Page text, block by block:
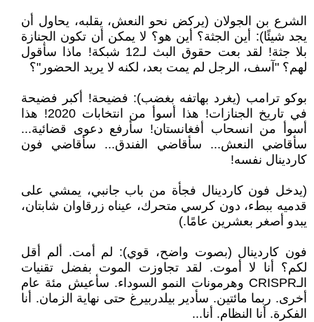
الشرع بن الجولان (يركض نحو النعش، يقلبه، يحاول أن
يجد شيئًا): أين الجثة؟ أين هو؟ لا يمكن أن تكون الجنازة
بلا جثة! لقد بعت حقوق البث لـ12 شبكة! ماذا سأقول
لهم؟ "آسف، الرجل لم يمت بعد، لكنه لا يريد الحضور"؟
بوكو ترامب (يغرد بهاتفه بغضب): فضيحة! أكبر فضيحة
في تاريخ الجنازات! هذا أسوأ من انتخابات 2020! هذا
أسوأ من انسحاب أفغانستان! سأرفع دعوى قضائية...
سأقاضي النعش... سأقاضي الفندق... سأقاضي فون
كاردينال نفسه!
(يدخل فون كاردينال فجأة من باب جانبي، يمشي على
قدميه ببطء، دون كرسي متحرك، عيناه زرقاوان شابتان،
يبدو أصغر بعشرين عامًا.)
فون كاردينال (بصوت واضح، قوي): لم أمت. ألم أقل
لكم؟ أنا لا أموت. لقد تجاوزت الموت بفضل تقنيات
الـCRISPR وهرمونات النمو السوداء. سأعيش مئة عام
أخرى. ربما مائتين. سأدير بيلدربيرغ حتى نهاية الزمان. أنا
الفكرة. أنا النظام. أنا...